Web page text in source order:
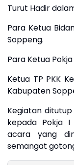
​Turut Hadir
​Para Ketua
Soppeng.
​Para Ketua
​Ketua TP PKK
Kabupaten
​Kegiatan ditutup
kepada Pokja I
acara yang
semangat